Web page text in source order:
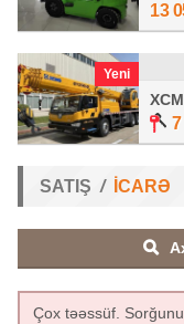
13
Yeni
7
SATIŞ İCARƏ
Çox təəssüf.